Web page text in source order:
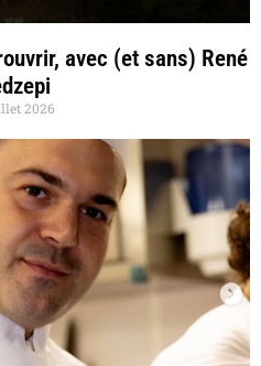
avec (et sans) René
2026